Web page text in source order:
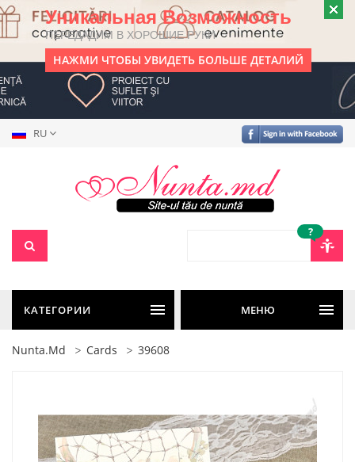
Уникальная Возможность
ПЕРЕДАДИМ В ХОРОШИЕ РУКИ
НАЖМИ ЧТОБЫ УВИДЕТЬ БОЛЬШЕ ДЕТАЛИЙ
RU
?
КАТЕГОРИИ МЕНЮ
Nunta.md Cards 39608